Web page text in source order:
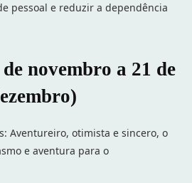
pessoal e reduzir a dependência
novembro a 21 de
Aventureiro, otimista e sincero, o
e aventura para o